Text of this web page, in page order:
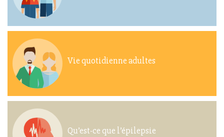
Vie quotidienne adultes
Qu’est-ce que l’épilepsie